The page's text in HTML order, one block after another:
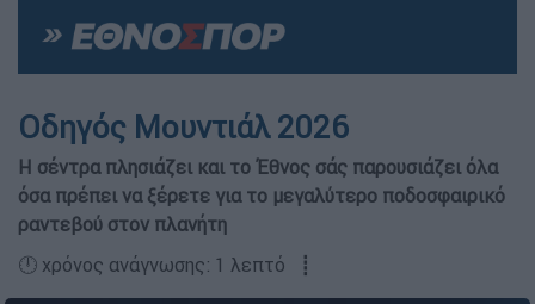
Οδηγός Μουντιάλ 2026
Η σέντρα πλησιάζει και το Έθνος σάς παρουσιάζει όλα
όσα πρέπει να ξέρετε για το μεγαλύτερο ποδοσφαιρικό
ραντεβού στον πλανήτη
🕛 χρόνος ανάγνωσης: 1 λεπτό ┋